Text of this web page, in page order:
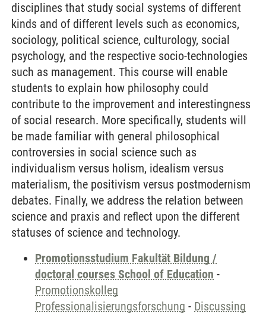
disciplines that study social systems of different
kinds and of different levels such as economics,
sociology, political science, culturology, social
psychology, and the respective socio-technologies
such as management. This course will enable
students to explain how philosophy could
contribute to the improvement and interestingness
of social research. More specifically, students will
be made familiar with general philosophical
controversies in social science such as
individualism versus holism, idealism versus
materialism, the positivism versus postmodernism
debates. Finally, we address the relation between
science and praxis and reflect upon the different
statuses of science and technology.
Promotionsstudium Fakultät Bildung /
doctoral courses School of Education -
Promotionskolleg
Professionalisierungsforschung - Discussing